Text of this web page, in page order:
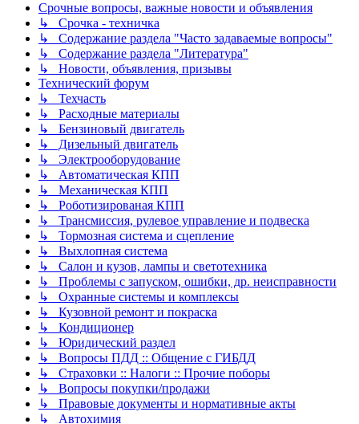
Срочные вопросы, важные новости и объявления
↳ Срочка - техничка
↳ Содержание раздела "Часто задаваемые вопросы"
↳ Содержание раздела "Литература"
↳ Новости, объявления, призывы
Технический форум
↳ Техчасть
↳ Расходные материалы
↳ Бензиновый двигатель
↳ Дизельный двигатель
↳ Электрооборудование
↳ Автоматическая КПП
↳ Механическая КПП
↳ Роботизированая КПП
↳ Трансмиссия, рулевое управление и подвеска
↳ Тормозная система и сцепление
↳ Выхлопная система
↳ Салон и кузов, лампы и светотехника
↳ Проблемы с запуском, ошибки, др. неисправности
↳ Охранные системы и комплексы
↳ Кузовной ремонт и покраска
↳ Кондиционер
↳ Юридический раздел
↳ Вопросы ПДД :: Общение с ГИБДД
↳ Страховки :: Налоги :: Прочие поборы
↳ Вопросы покупки/продажи
↳ Правовые документы и нормативные акты
↳ Автохимия